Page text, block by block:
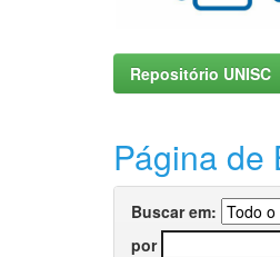
Repositório UNISC
Página de
Buscar em:
por